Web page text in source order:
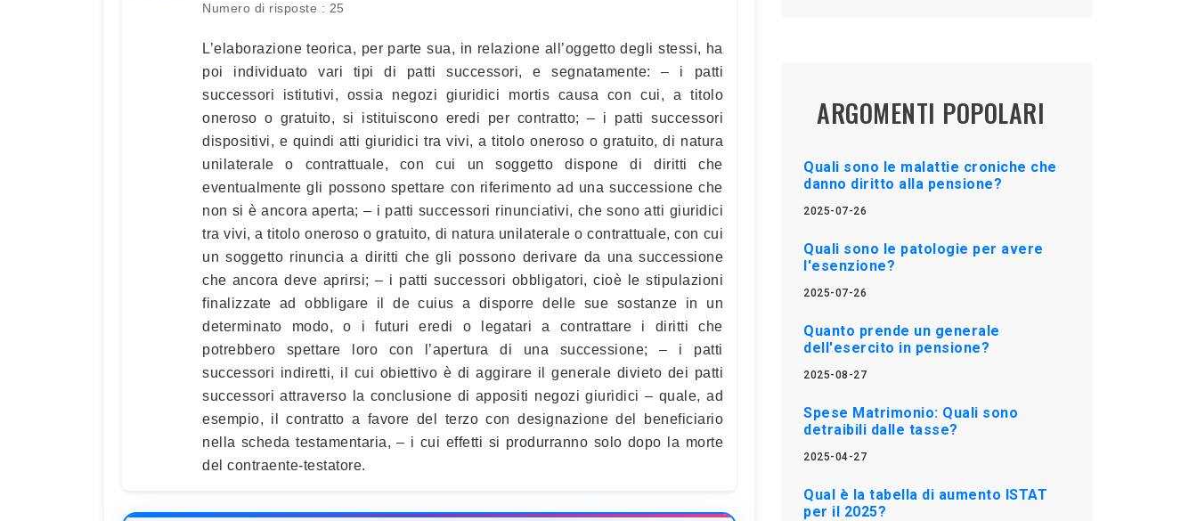
Numero di risposte : 25
L’elaborazione teorica, per parte sua, in relazione all’oggetto degli stessi, ha
poi individuato vari tipi di patti successori, e segnatamente: – i patti
successori istitutivi, ossia negozi giuridici mortis causa con cui, a titolo
oneroso o gratuito, si istituiscono eredi per contratto; – i patti successori
dispositivi, e quindi atti giuridici tra vivi, a titolo oneroso o gratuito, di natura
unilaterale o contrattuale, con cui un soggetto dispone di diritti che
eventualmente gli possono spettare con riferimento ad una successione che
non si è ancora aperta; – i patti successori rinunciativi, che sono atti giuridici
tra vivi, a titolo oneroso o gratuito, di natura unilaterale o contrattuale, con cui
un soggetto rinuncia a diritti che gli possono derivare da una successione
che ancora deve aprirsi; – i patti successori obbligatori, cioè le stipulazioni
finalizzate ad obbligare il de cuius a disporre delle sue sostanze in un
determinato modo, o i futuri eredi o legatari a contrattare i diritti che
potrebbero spettare loro con l’apertura di una successione; – i patti
successori indiretti, il cui obiettivo è di aggirare il generale divieto dei patti
successori attraverso la conclusione di appositi negozi giuridici – quale, ad
esempio, il contratto a favore del terzo con designazione del beneficiario
nella scheda testamentaria, – i cui effetti si produrranno solo dopo la morte
del contraente-testatore.
ARGOMENTI POPOLARI
Quali sono le malattie croniche che
danno diritto alla pensione?
2025-07-26
Quali sono le patologie per avere
l'esenzione?
2025-07-26
Quanto prende un generale
dell'esercito in pensione?
2025-08-27
Spese Matrimonio: Quali sono
detraibili dalle tasse?
2025-04-27
Qual è la tabella di aumento ISTAT
per il 2025?